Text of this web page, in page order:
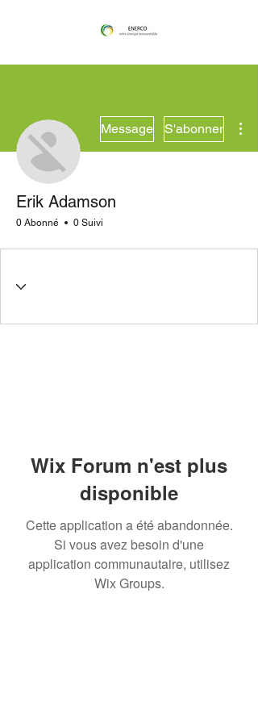
Message S'abonner
Erik Adamson
0 Abonné 0 Suivi
Wix Forum n'est plus
disponible
Cette application a été abandonnée.
Si vous avez besoin d'une
application communautaire, utilisez
Wix Groups.